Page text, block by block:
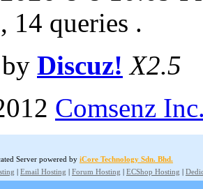
14 queries .
Discuz! X2.5
Comsenz
Server powered by iCore Technology Sdn. Bhd.
| Email Hosting | Forum Hosting | ECShop Hosting |